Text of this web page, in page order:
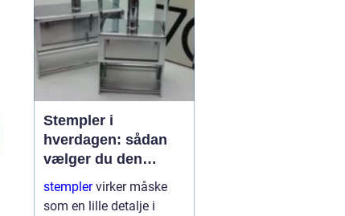
Stempler i
hverdagen: sådan
vælger du den
rigtige løsning
stemplervirker måske
som en lille detalje i